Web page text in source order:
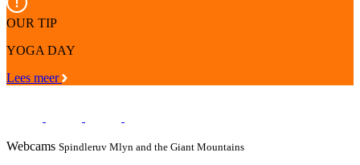
OUR TIP
YOGA DAY
Lees meer
Webcams Spindleruv Mlyn and the Giant Mountains